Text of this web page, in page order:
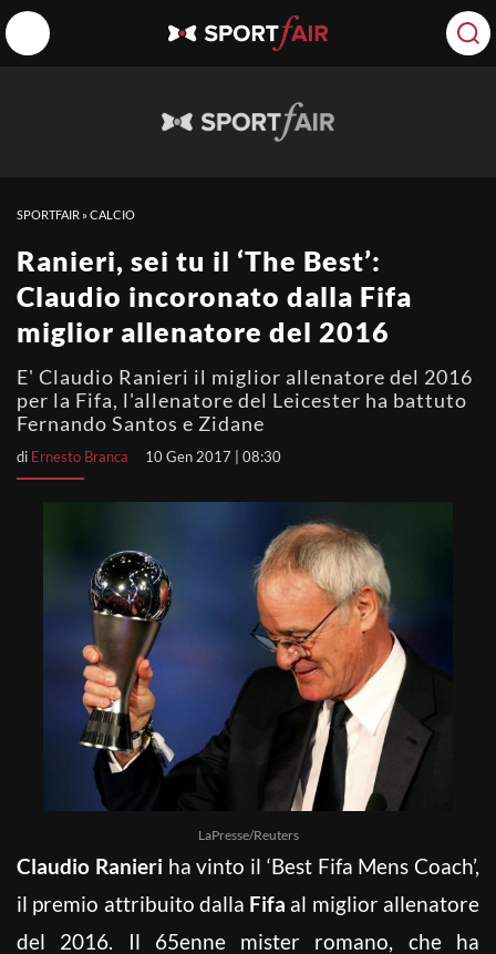
SPORTFAIR »CALCIO
Ranieri, sei tu il ‘The Best’:
Claudio incoronato dalla Fifa
miglior allenatore del 2016
E' Claudio Ranieri il miglior allenatore del 2016
per la Fifa, l'allenatore del Leicester ha battuto
Fernando Santos e Zidane
di Ernesto Branca 10 Gen 2017 | 08:30
LaPresse/Reuters
Claudio Ranieri ha vinto il ‘Best Fifa Mens Coach’,
il premio attribuito dalla Fifa al miglior allenatore
del 2016. Il 65enne mister romano, che ha